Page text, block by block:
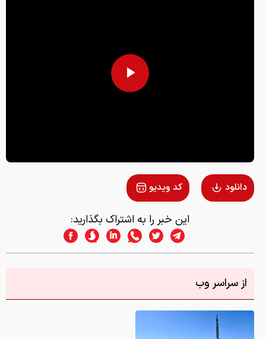
Play
دانلود کد ویدیو
این خبر را به اشتراک بگذارید:
از سراسر وب